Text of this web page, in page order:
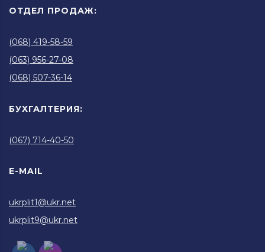
ОТДЕЛ ПРОДАЖ:
(068) 419-58-59
(063) 956-27-08
(068) 507-36-14
БУХГАЛТЕРИЯ:
(067) 714-40-50
E-MAIL
ukrplit1@ukr.net
ukrplit9@ukr.net